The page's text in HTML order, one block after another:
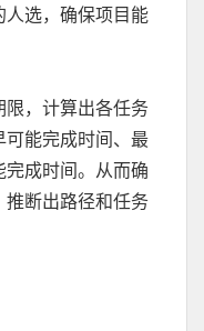
选，确保项目能
，计算出各任务
能完成时间、最
成时间。从而确
断出路径和任务